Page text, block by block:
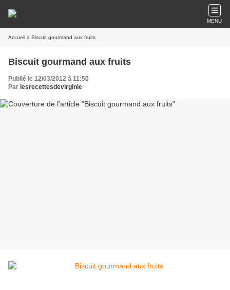
MENU
Accueil » Biscuit gourmand aux fruits
Biscuit gourmand aux fruits
Publié le 12/03/2012 à 11:50
Par lesrecettesdevirginie